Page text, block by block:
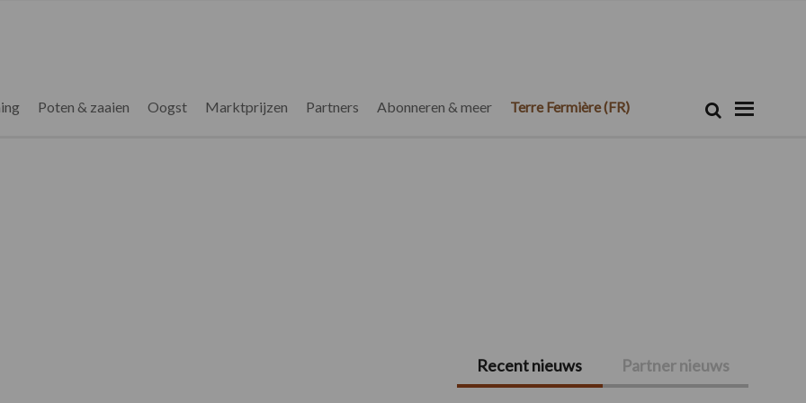
Poten & zaaien Oogst Marktprijzen Partners Abonneren & meer Terre Fermière (FR) Zoek
Primaire
Recent nieuws Partner nieuws